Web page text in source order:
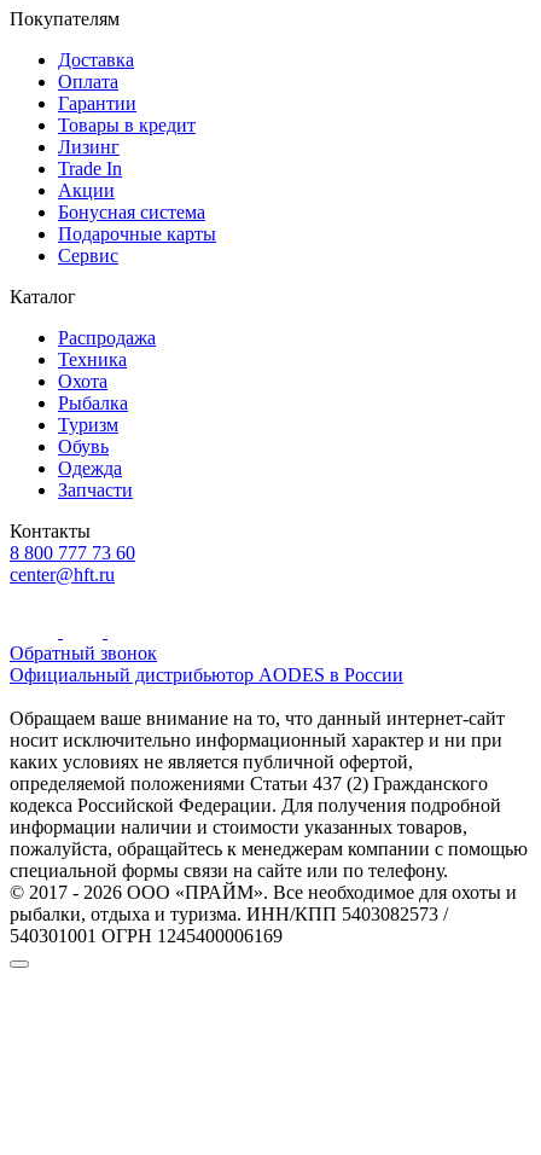
Покупателям
Доставка
Оплата
Гарантии
Товары в кредит
Лизинг
Trade In
Акции
Бонусная система
Подарочные карты
Сервис
Каталог
Распродажа
Техника
Охота
Рыбалка
Туризм
Обувь
Одежда
Запчасти
Контакты
8 800 777 73 60
center@hft.ru
Обратный звонок
Официальный дистрибьютор AODES в России
Обращаем ваше внимание на то, что данный интернет-сайт
носит исключительно информационный характер и ни при
каких условиях не является публичной офертой,
определяемой положениями Статьи 437 (2) Гражданского
кодекса Российской Федерации. Для получения подробной
информации наличии и стоимости указанных товаров,
пожалуйста, обращайтесь к менеджерам компании с помощью
специальной формы связи на сайте или по телефону.
© 2017 - 2026 ООО «ПРАЙМ». Все необходимое для охоты и
рыбалки, отдыха и туризма. ИНН/КПП 5403082573 /
540301001 ОГРН 1245400006169